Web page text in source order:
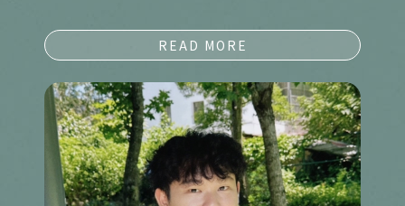
詳細資料